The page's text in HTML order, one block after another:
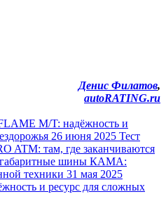
Денис Филатов,
autoRATING.ru
M/T: надёжность и
26 июня 2025 Тест
ATM: там, где заканчиваются
шины КАМА:
техники 31 мая 2025
и ресурс для сложных